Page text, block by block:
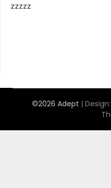
zzzzz
©2026 Adept | Design: